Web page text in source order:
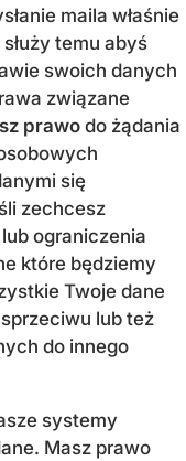
maila właśnie
temu abyś
swoich danych
związane
prawo do żądania
się
zechcesz
ograniczenia
które będziemy
Twoje dane
lub też
do innego
systemy
Masz prawo